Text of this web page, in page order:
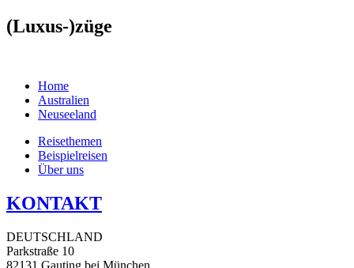
(Luxus-)züge
Home
Australien
Neuseeland
Reisethemen
Beispielreisen
Über uns
KONTAKT
DEUTSCHLAND
Parkstraße 10